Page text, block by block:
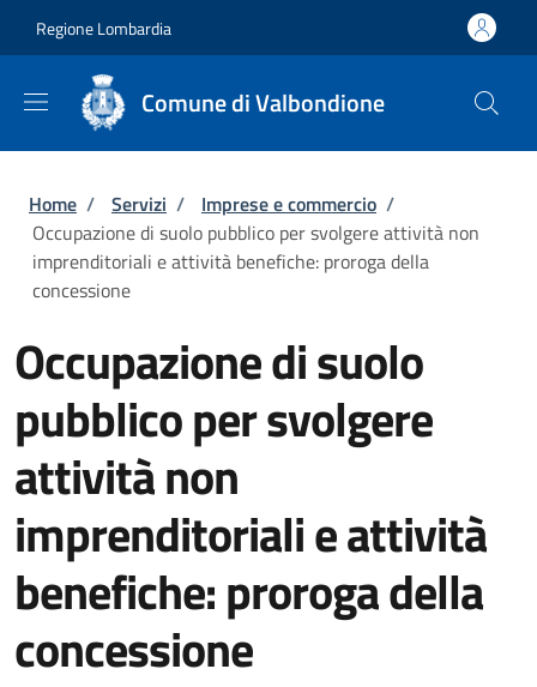
Regione Lombardia
Comune di Valbondione
Briciole di pane
Home / Servizi / Imprese e commercio /
Occupazione di suolo pubblico per svolgere attività non
imprenditoriali e attività benefiche: proroga della
concessione
Occupazione di suolo
pubblico per svolgere
attività non
imprenditoriali e attività
benefiche: proroga della
concessione